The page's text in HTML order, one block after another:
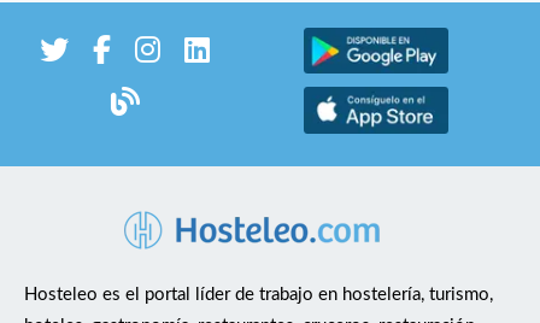
Hosteleo es el portal líder de trabajo en hostelería, turismo,